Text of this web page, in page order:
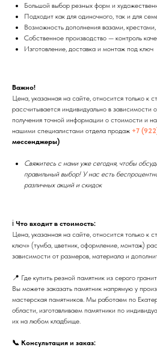
Большой выбор резных форм и
Подходит как для одиночного, так и для
Возможность дополнения вазами,
Собственное производство — контроль
Изготовление, доставка и монтаж под ключ
Важно!
Цена, указанная на сайте, относится только к
рассчитывается индивидуально в зависимости
получения точной информации о стоимости и
нашими специалистами отдела продаж +7
мессенджеры)
Свяжитесь с нами уже сегодня, чтобы
правильный выбор! У нас есть
различных акций и скидок
ℹ️ Что входит в стоимость:
Цена, указанная на сайте, относится только к
ключ» (тумба, цветник, оформление, монтаж)
зависимости от размеров, материала и
📍 Где купить резной памятник из серого
Вы можете заказать памятник напрямую у
мастерская памятников. Мы работаем по
области, изготавливаем памятники по
их на любом кладбище.
📞 Консультация и заказ: